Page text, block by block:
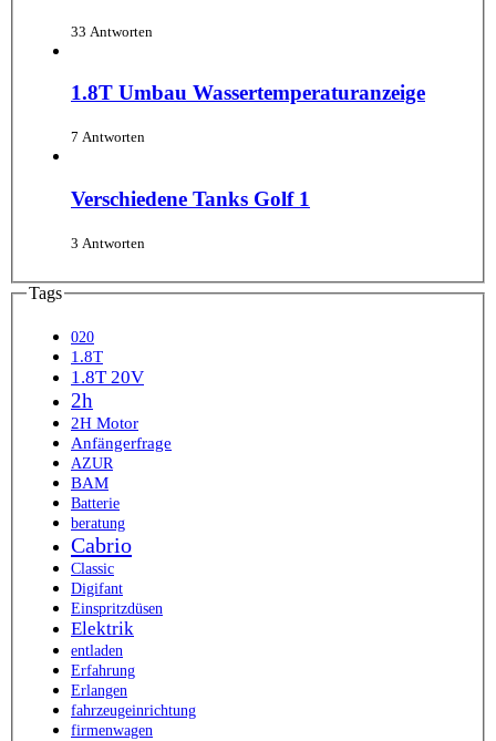
33 Antworten
1.8T Umbau Wassertemperaturanzeige
7 Antworten
Verschiedene Tanks Golf 1
3 Antworten
Tags
020
1.8T
1.8T 20V
2h
2H Motor
Anfängerfrage
AZUR
BAM
Batterie
beratung
Cabrio
Classic
Digifant
Einspritzdüsen
Elektrik
entladen
Erfahrung
Erlangen
fahrzeugeinrichtung
firmenwagen